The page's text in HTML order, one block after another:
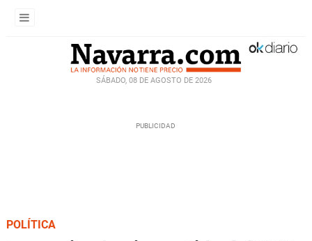
SÁBADO, 08 DE AGOSTO DE 2026
POLÍTICA